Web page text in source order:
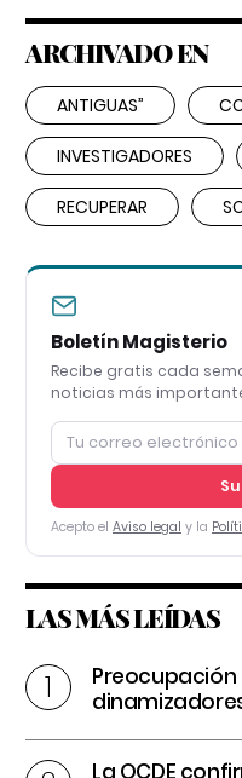
ARCHIVADO EN
ANTIGUAS”
INVESTIGADORES
RECUPERAR
Boletín Magisterio
Recibe gratis cada
noticias más
Acepto el Aviso legal y la
LAS MÁS LEÍDAS
Preocupación
La OCDE